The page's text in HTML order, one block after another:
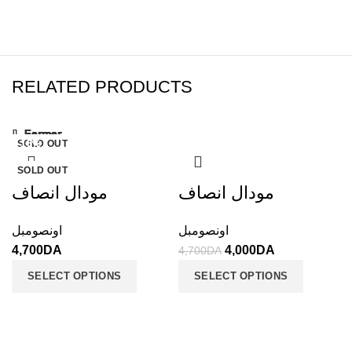
RELATED PRODUCTS
SOLD OUT
Fermer
مودال انصاف
اونصومبل
4,700DA
SELECT OPTIONS
-15%
SOLD OUT
Fermer
مودال انصاف
اونصومبل
4,700DA 4,000DA
SELECT OPTIONS
-35%
Fermer
SOLD OUT
Fermer
-15%
SOLD OUT
Fermer
SOLD OUT
Fermer
-15%
SOLD OUT
Fermer
-16%
SOLD OUT
Fermer